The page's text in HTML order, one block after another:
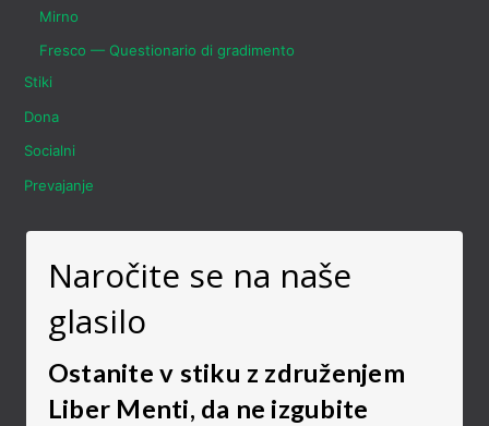
Mirno
Fresco — Questionario di gradimento
Stiki
Dona
Socialni
Prevajanje
Naročite se na naše
glasilo
Ostanite v stiku z združenjem
Liber Menti, da ne izgubite